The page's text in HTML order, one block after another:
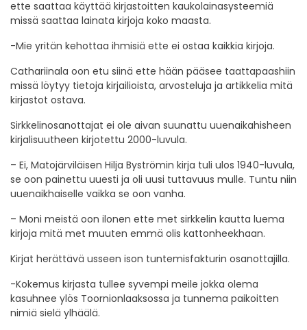
ette saattaa käyttää kirjastoitten kaukolainasysteemiä
missä saattaa lainata kirjoja koko maasta.
-Mie yritän kehottaa ihmisiä ette ei ostaa kaikkia kirjoja.
Cathariinala oon etu siinä ette hään pääsee taattapaashiin
missä löytyy tietoja kirjailioista, arvosteluja ja artikkelia mitä
kirjastot ostava.
Sirkkelinosanottajat ei ole aivan suunattu uuenaikahisheen
kirjalisuutheen kirjotettu 2000-luvula.
– Ei, Matojärviläisen Hilja Byströmin kirja tuli ulos 1940-luvula,
se oon painettu uuesti ja oli uusi tuttavuus mulle. Tuntu niin
uuenaikhaiselle vaikka se oon vanha.
– Moni meistä oon ilonen ette met sirkkelin kautta luema
kirjoja mitä met muuten emmä olis kattonheekhaan.
Kirjat herättävä usseen ison tuntemisfakturin osanottajilla.
-Kokemus kirjasta tullee syvempi meile jokka olema
kasuhnee ylös Toornionlaaksossa ja tunnema paikoitten
nimiä sielä ylhäälä.